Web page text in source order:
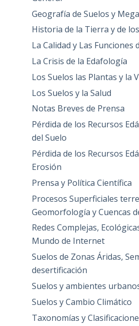
Geografía de Suelos y
Historia de la Tierra y de
La Calidad y Las Funciones
La Crisis de la Edafología
Los Suelos las Plantas y la
Los Suelos y la Salud
Notas Breves de Prensa
Pérdida de los Recursos
del Suelo
Pérdida de los Recursos
Erosión
Prensa y Política Científica
Procesos Superficiales
Geomorfología y Cuencas
Redes Complejas,
Mundo de Internet
Suelos de Zonas Áridas,
desertificación
Suelos y ambientes
Suelos y Cambio Climático
Taxonomías y